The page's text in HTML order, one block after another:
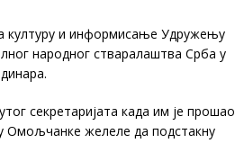
културу и информисање Удружењу
народног стваралаштва Срба у
секретаријата када им је прошао
Омољчанке желеле да подстакну